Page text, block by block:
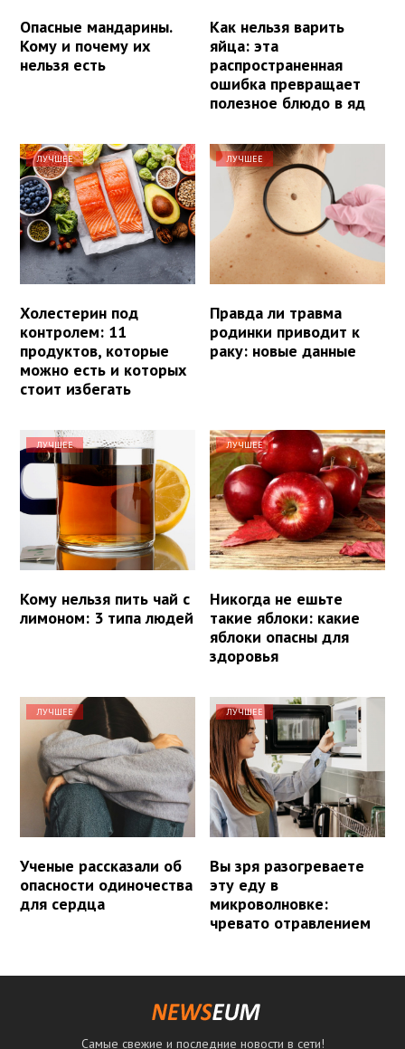
Опасные мандарины.
Кому и почему их
нельзя есть
Как нельзя варить
яйца: эта
распространенная
ошибка превращает
полезное блюдо в яд
ЛУЧШЕЕ
Холестерин под
контролем: 11
продуктов, которые
можно есть и которых
стоит избегать
ЛУЧШЕЕ
Правда ли травма
родинки приводит к
раку: новые данные
ЛУЧШЕЕ
Кому нельзя пить чай с
лимоном: 3 типа людей
ЛУЧШЕЕ
Никогда не ешьте
такие яблоки: какие
яблоки опасны для
здоровья
ЛУЧШЕЕ
Ученые рассказали об
опасности одиночества
для сердца
ЛУЧШЕЕ
Вы зря разогреваете
эту еду в
микроволновке:
чревато отравлением
Самые свежие и последние новости в сети!